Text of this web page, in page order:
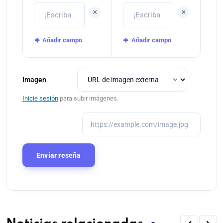
+
Añadir campo
+
Añadir campo
Imagen
Inicie sesión para subir imágenes.